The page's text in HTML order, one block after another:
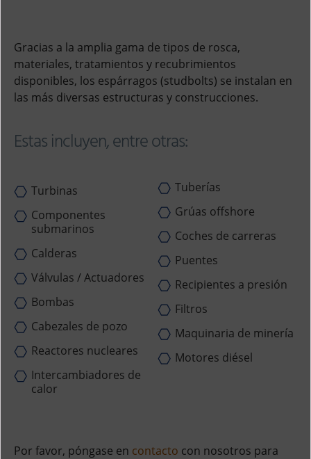
Gracias a la amplia gama de tipos de rosca,
materiales, tratamientos y recubrimientos
disponibles, los espárragos (studbolts) se instalan en
las más diversas estructuras y construcciones.
Estas incluyen, entre otras:
Turbinas
Componentes
submarinos
Calderas
Válvulas / Actuadores
Bombas
Cabezales de pozo
Reactores nucleares
Intercambiadores de
calor
Tuberías
Grúas offshore
Coches de carreras
Puentes
Recipientes a presión
Filtros
Maquinaria de minería
Motores diésel
Por favor, póngase en contacto con nosotros para